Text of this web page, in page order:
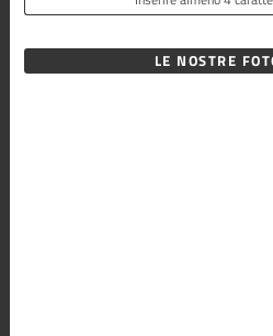
LE NOSTRE